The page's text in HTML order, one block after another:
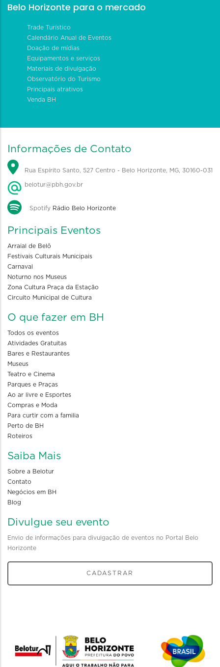
Belo Horizonte para o mercado
Trade Turístico
Calendário Anual de Eventos
Doação de mídias
Equipamentos e serviços
Materiais de divulgação
Observatório do Turismo
Principais atrativos
Venda BH
Informações de Contato
Rua Espírito Santo, 527 Centro - Belo Horizonte, MG, 30160-031
belotur@pbh.gov.br
Spotify Rádio Belo Horizonte
Principais Eventos
Arraial de Belô
Festivais Culturais Municipais
Carnaval
Noturno nos Museus
Zona Cultura Praça da Estação
Circuito Municipal de Cultura
O que fazer em BH
Todos os eventos
Atividades Gratuitas
Bares e Restaurantes
Museus
Teatro e Cinema
Parques e Praças
Ao ar livre e Esportes
Compras e Moda
Para curtir com a familia
Perto de BH
Roteiros
Saiba Mais
Sobre a Belotur
Contato
Negócios em BH
Blog
Divulgue seu evento
Envio de informações para divulgação de eventos no Portal Belo
Horizonte
CADASTRAR